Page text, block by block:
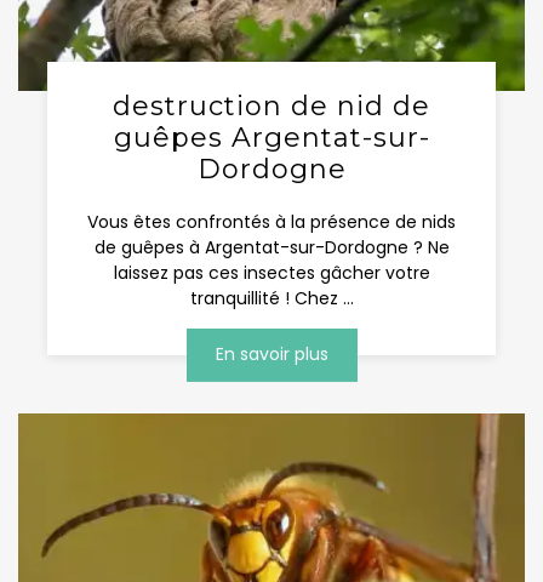
destruction de nid de
guêpes Argentat-sur-
Dordogne
Vous êtes confrontés à la présence de nids
de guêpes à Argentat-sur-Dordogne ? Ne
laissez pas ces insectes gâcher votre
tranquillité ! Chez ...
En savoir plus